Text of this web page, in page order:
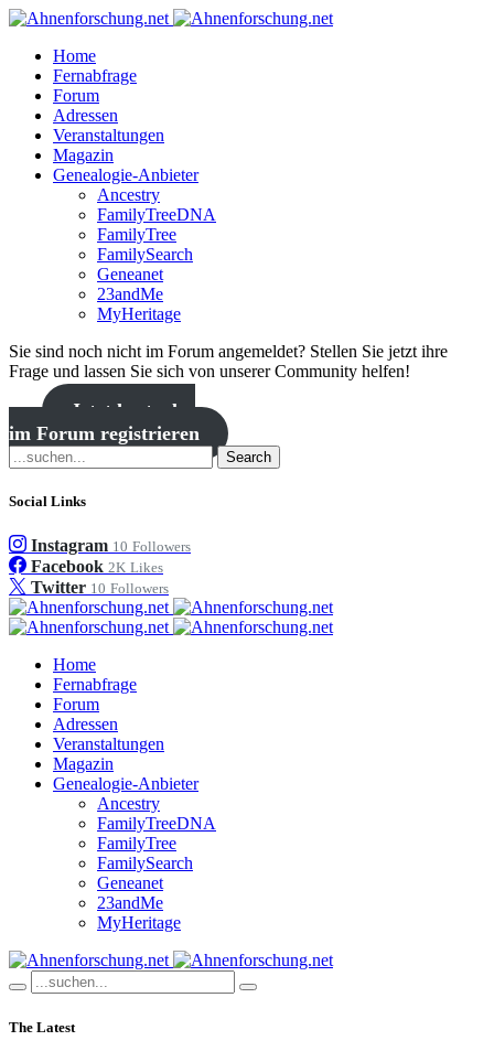
Home
Fernabfrage
Forum
Adressen
Veranstaltungen
Magazin
Genealogie-Anbieter
Ancestry
FamilyTreeDNA
FamilyTree
FamilySearch
Geneanet
23andMe
MyHeritage
Sie sind noch nicht im Forum angemeldet? Stellen Sie jetzt ihre
Frage und lassen Sie sich von unserer Community helfen!
Jetzt kostenlos
im Forum registrieren
Search
Social Links
Instagram 10 Followers
Facebook 2K Likes
Twitter 10 Followers
Home
Fernabfrage
Forum
Adressen
Veranstaltungen
Magazin
Genealogie-Anbieter
Ancestry
FamilyTreeDNA
FamilyTree
FamilySearch
Geneanet
23andMe
MyHeritage
The Latest